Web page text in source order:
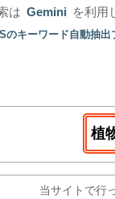
は Gemini を利用
のキーワード自動抽
植
当サイトで行